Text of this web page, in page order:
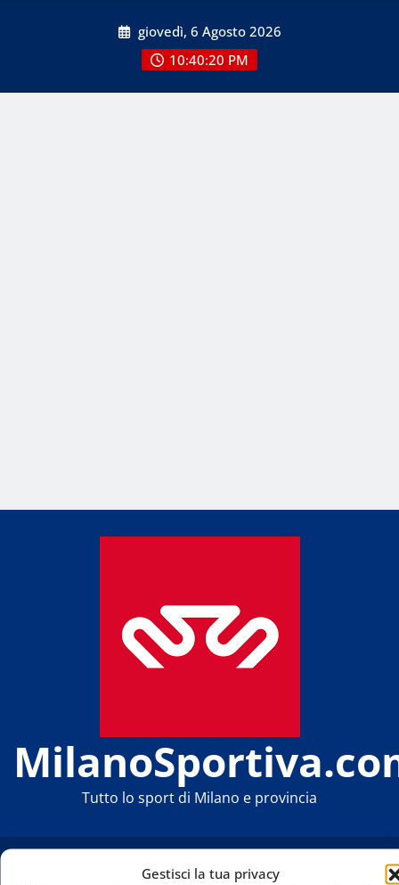
Gestisci la tua privacy
giovedì, 6 Agosto 2026
10:40:21 PM
Tutto lo sport di Milano e provincia